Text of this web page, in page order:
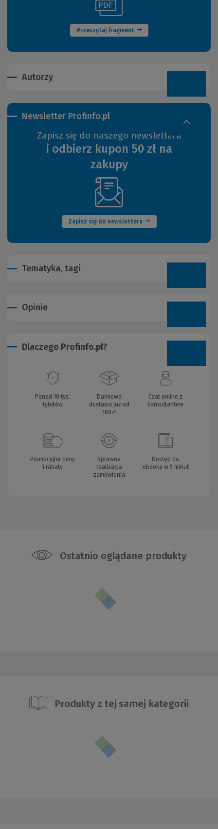
Przeczytaj fragment
(Nowe
okno)
innej
Autorzy
Newsletter Profinfo.pl
Zapisz się do naszego newslettera
i odbierz kupon 50 zł na
zakupy
Zapisz się do newslettera
(Nowe
okno)
Tematyka, tagi
Opinie
Dlaczego Profinfo.pl?
Ponad 10 tys.
tytułów
Darmowa
dostawa już od
180zł
Czat online z
konsultantem
Promocyjne ceny
i rabaty
Sprawna
realizacja
zamówienia
Dostęp do
ebooka w 5 minut
Ostatnio oglądane produkty
Produkty z tej samej kategorii